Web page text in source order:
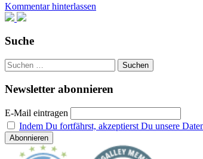
von
Costanza
Kommentar hinterlassen
Suche
Suchen
nach:
Newsletter abonnieren
E-Mail eintragen
Indem Du fortfährst, akzeptierst Du unsere